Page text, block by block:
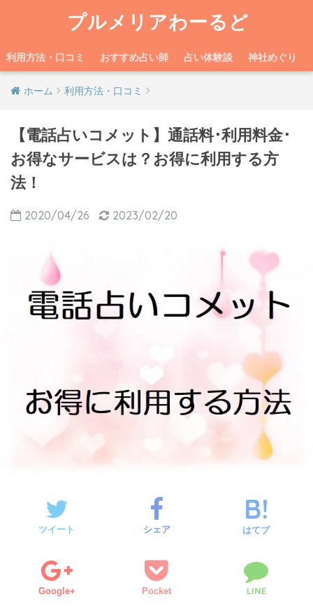
プルメリアわーるど
利用方法・口コミ おすすめ占い師 占い体験談 神社めぐり
ホーム 利用方法・口コミ
【電話占いコメット】通話料･利用料金･
お得なサービスは？お得に利用する方
法！
2020/04/26 2023/02/20
ツイート シェア はてブ
Google+ Pocket LINE